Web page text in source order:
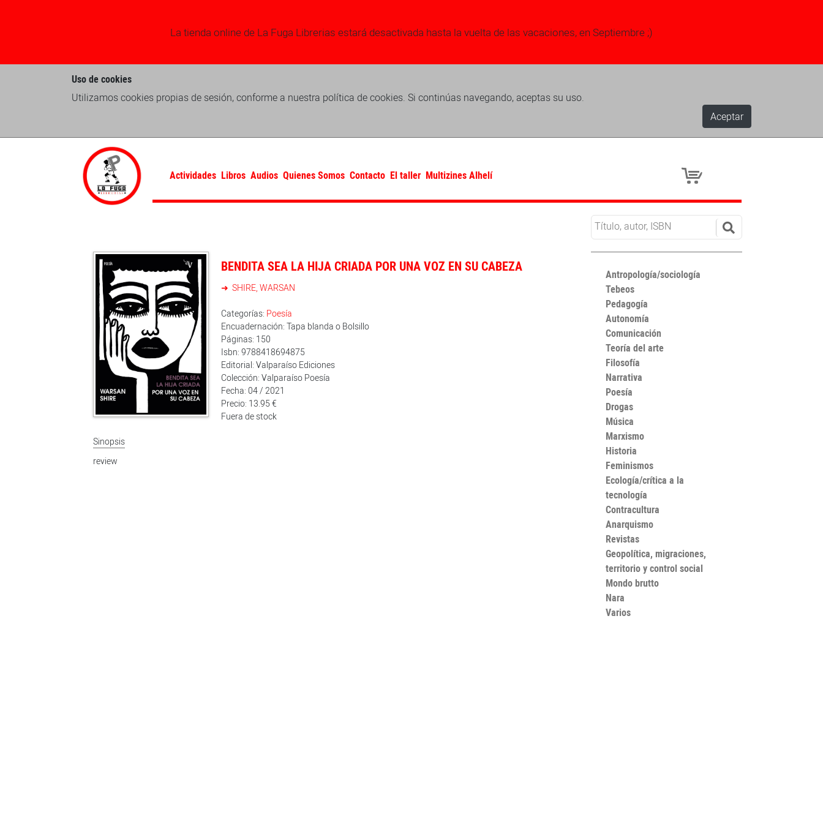
La tienda online de La Fuga Librerias estará desactivada hasta la vuelta de las vacaciones, en Septiembre ;)
Uso de cookies
Utilizamos cookies propias de sesión, conforme a nuestra política de cookies. Si continúas navegando, aceptas su uso.
Aceptar
Actividades Libros Audios Quienes Somos Contacto El taller Multizines Alhelí
BENDITA SEA LA HIJA CRIADA POR UNA VOZ EN SU CABEZA
SHIRE, WARSAN
Categorías: Poesía
Encuadernación: Tapa blanda o Bolsillo
Páginas: 150
Isbn: 9788418694875
Editorial: Valparaíso Ediciones
Colección: Valparaíso Poesía
Fecha: 04 / 2021
Precio: 13.95 €
Fuera de stock
Sinopsis
review
Antropología/sociología
Tebeos
Pedagogía
Autonomía
Comunicación
Teoría del arte
Filosofía
Narrativa
Poesía
Drogas
Música
Marxismo
Historia
Feminismos
Ecología/crítica a la
tecnología
Contracultura
Anarquismo
Revistas
Geopolítica, migraciones,
territorio y control social
Mondo brutto
Nara
Varios